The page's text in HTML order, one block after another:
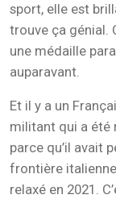
sport, elle est
trouve ça génial.
une médaille
auparavant.
Et il y a un
militant qui a été
parce qu’il avait
frontière
relaxé en 2021.